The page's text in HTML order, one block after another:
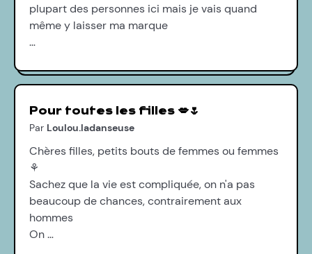
plupart des personnes ici mais je vais quand
même y laisser ma marque
…
Pour toutes les filles 💋🌷
Par Loulou.ladanseuse
Chères filles, petits bouts de femmes ou femmes
⚘
Sachez que la vie est compliquée, on n'a pas
beaucoup de chances, contrairement aux
hommes
On …